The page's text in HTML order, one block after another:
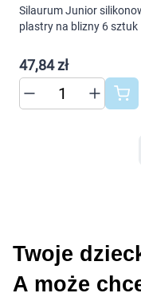
Silaurum Junior
plastry na blizny 6 sztuk
47,84 zł
Twoje
A może